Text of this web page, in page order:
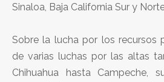
Sinaloa, Baja California Sur y
Sobre la lucha por los recursos
de varias luchas por las altas
Chihuahua hasta Campeche,